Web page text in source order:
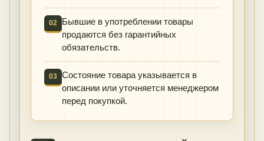
02
Бывшие в употреблении товары
продаются без гарантийных
обязательств.
03 Состояние товара указывается в
описании или уточняется менеджером
перед покупкой.